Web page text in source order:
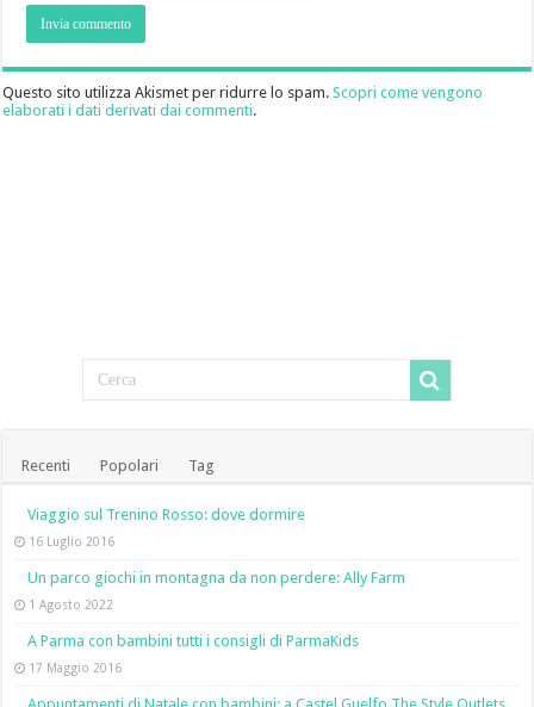
Questo sito utilizza Akismet per ridurre lo spam.Scopri come vengono
elaborati i dati derivati dai commenti.
Recenti Popolari Tag
Viaggio sul Trenino Rosso: dove dormire
16 Luglio 2016
Un parco giochi in montagna da non perdere: Ally Farm
1 Agosto 2022
A Parma con bambini tutti i consigli di ParmaKids
17 Maggio 2016